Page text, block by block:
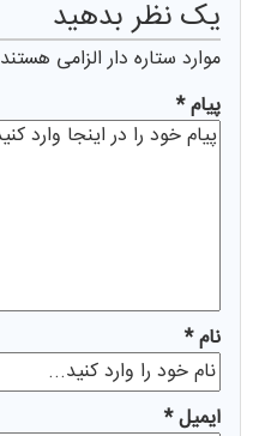
يک نظر بدهيد
موارد ستاره دار الزامی هستند
پیام *
نام *
ايميل *